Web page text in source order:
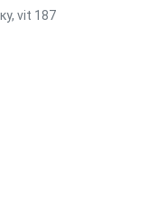
vit 187